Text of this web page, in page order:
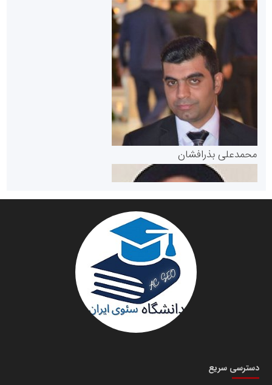
پایگاه خبری گفتمان یزد
دانشگاه سئوی ایران
سازمان بورس و اوراق بهادار
مرجع اخبار موثق در بازارسرمایه
سازمان صنعت،معدن و تجارت
محمدعلی بذرافشان
مریم حاج نوروز نظری
دسترسی سریع